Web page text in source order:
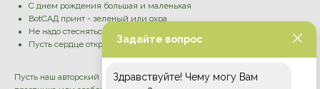
С днем рождения большая и маленькая
BotCАД принт - зеленый или охра
Не надо стесняться быть ох*енной
Пусть сердце открывается, как цветок!
Пусть наш авторский букет станет прекрасным дополнением вашего
Задайте вопрос
Здравствуйте! Чему могу Вам